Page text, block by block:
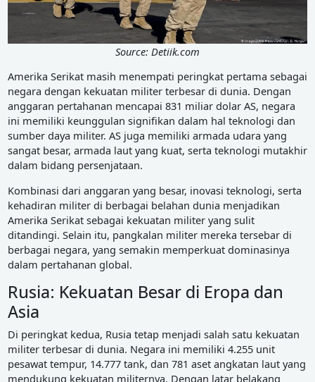
Source: Detiik.com
Amerika Serikat masih menempati peringkat pertama sebagai
negara dengan kekuatan militer terbesar di dunia. Dengan
anggaran pertahanan mencapai 831 miliar dolar AS, negara
ini memiliki keunggulan signifikan dalam hal teknologi dan
sumber daya militer. AS juga memiliki armada udara yang
sangat besar, armada laut yang kuat, serta teknologi mutakhir
dalam bidang persenjataan.
Kombinasi dari anggaran yang besar, inovasi teknologi, serta
kehadiran militer di berbagai belahan dunia menjadikan
Amerika Serikat sebagai kekuatan militer yang sulit
ditandingi. Selain itu, pangkalan militer mereka tersebar di
berbagai negara, yang semakin memperkuat dominasinya
dalam pertahanan global.
Rusia: Kekuatan Besar di Eropa dan
Asia
Di peringkat kedua, Rusia tetap menjadi salah satu kekuatan
militer terbesar di dunia. Negara ini memiliki 4.255 unit
pesawat tempur, 14.777 tank, dan 781 aset angkatan laut yang
mendukung kekuatan militernya. Dengan latar belakang